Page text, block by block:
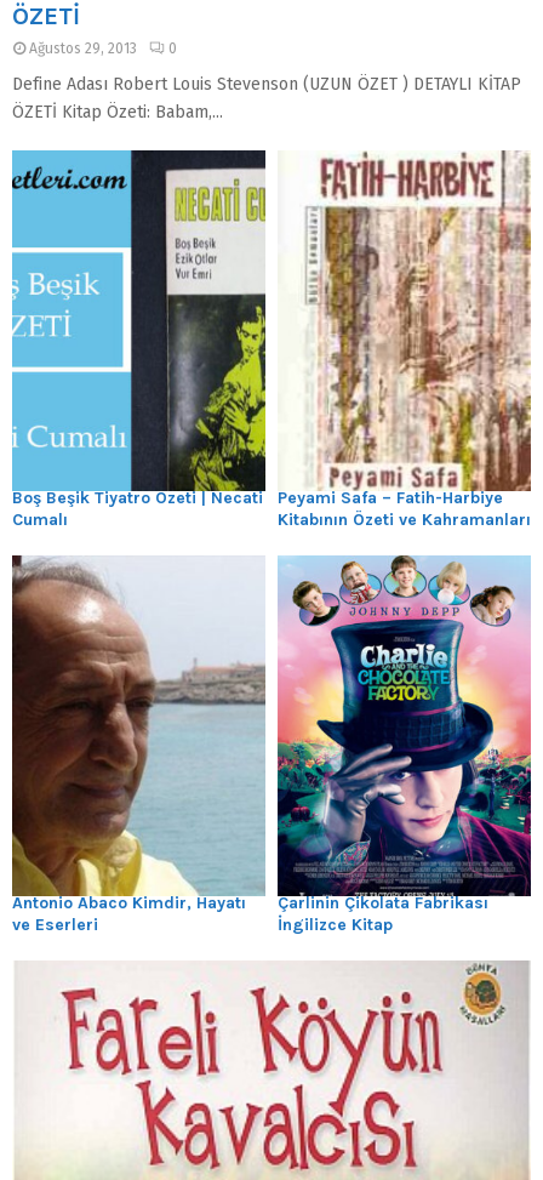
ÖZETİ
Ağustos 29, 2013 0
Define Adası Robert Louis Stevenson (UZUN ÖZET ) DETAYLI KİTAP
ÖZETİ Kitap Özeti: Babam,...
Boş Beşik Tiyatro Özeti | Necati
Cumalı
Peyami Safa – Fatih-Harbiye
Kitabının Özeti ve Kahramanları
Antonio Abaco Kimdir, Hayatı
ve Eserleri
Çarlinin Çikolata Fabrikası
İngilizce Kitap